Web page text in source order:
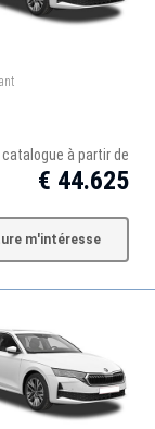
catalogue à partir de
€ 44.625
m'intéresse